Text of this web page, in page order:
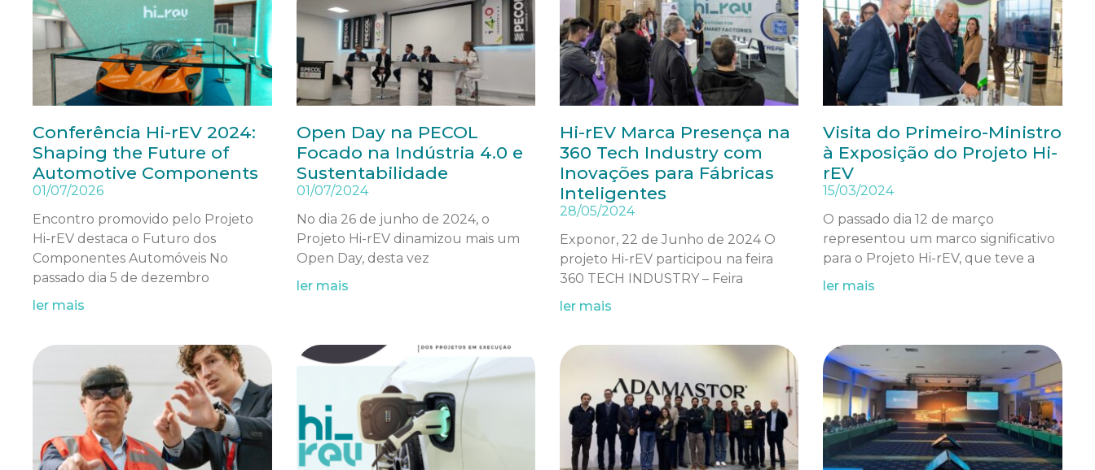
Conferência Hi-rEV 2024:
Shaping the Future of
Automotive Components
01/07/2026
Encontro promovido pelo Projeto
Hi-rEV destaca o Futuro dos
Componentes Automóveis No
passado dia 5 de dezembro
ler mais
Open Day na PECOL
Focado na Indústria 4.0 e
Sustentabilidade
01/07/2024
No dia 26 de junho de 2024, o
Projeto Hi-rEV dinamizou mais um
Open Day, desta vez
ler mais
Hi-rEV Marca Presença na
360 Tech Industry com
Inovações para Fábricas
Inteligentes
28/05/2024
Exponor, 22 de Junho de 2024 O
projeto Hi-rEV participou na feira
360 TECH INDUSTRY – Feira
ler mais
Visita do Primeiro-Ministro
à Exposição do Projeto Hi-
rEV
15/03/2024
O passado dia 12 de março
representou um marco significativo
para o Projeto Hi-rEV, que teve a
ler mais